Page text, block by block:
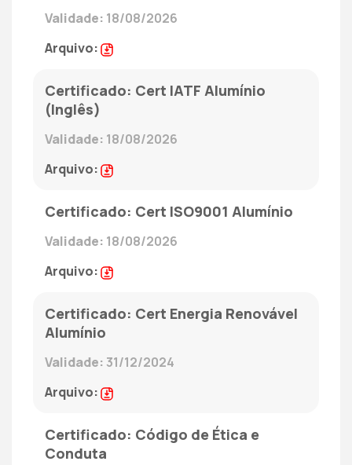
18/08/2026
Cert IATF Alumínio
(Inglês)
18/08/2026
Cert ISO9001 Alumínio
18/08/2026
Cert Energia Renovável
Alumínio
31/12/2024
Código de Ética e
Conduta